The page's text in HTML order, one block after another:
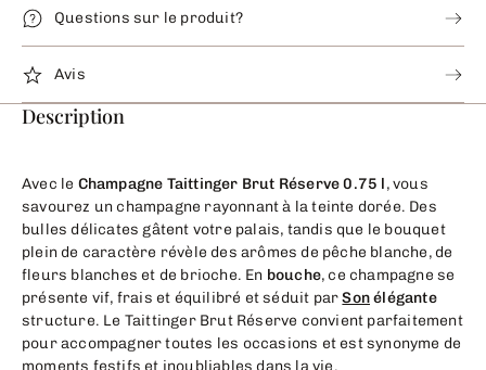
Questions sur le produit?
Avis
Description
Avec le Champagne Taittinger Brut Réserve 0.75 l, vous
savourez un champagne rayonnant à la teinte dorée. Des
bulles délicates gâtent votre palais, tandis que le bouquet
plein de caractère révèle des arômes de pêche blanche, de
fleurs blanches et de brioche. En bouche, ce champagne se
présente vif, frais et équilibré et séduit parSonélégante
structure. Le Taittinger Brut Réserve convient parfaitement
pour accompagner toutes les occasions et est synonyme de
moments festifs et inoubliables dans la vie.